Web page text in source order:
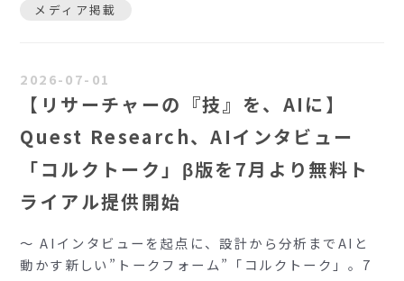
メディア掲載
2026-07-01
【リサーチャーの『技』を、AIに】
Quest Research、AIインタビュー
「コルクトーク」β版を7月より無料ト
ライアル提供開始
～ AIインタビューを起点に、設計から分析までAIと
動かす新しい”トークフォーム”「コルクトーク」。7